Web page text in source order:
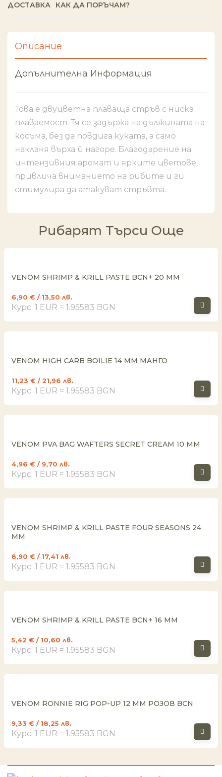
ДОСТАВКА КАК ДА ПОРЪЧАМ?
Описание
Допълнителна Информация
Това е двуцветна плаваща стръв с ниска
плаваемост. Тя се задържа на дължината на
косъма, без да повдига куката, а само
накланя върха й нагоре. Благодарение на
интензивния аромат и ярките цветове,
привлича вниманието на рибите и ги
стимулира да атакуват стръвта.
Рибарят Търси Още
VENOM SHRIMP & KRILL PASTE BCN+ 20 MM
6,90 € / 13,50 лв.
Курс: 1 EUR = 1.95583 BGN
VENOM HIGH CARB BOILIE 14 MM МАНГО
11,23 € / 21,96 лв.
Курс: 1 EUR = 1.95583 BGN
VENOM PVA BAG WAFTERS SECRET CREAM 10 MM
4,96 € / 9,70 лв.
Курс: 1 EUR = 1.95583 BGN
VENOM SHRIMP & KRILL PASTE FOUR SEASONS 24
MM
8,90 € / 17,41 лв.
Курс: 1 EUR = 1.95583 BGN
VENOM SHRIMP & KRILL PASTE BCN+ 16 MM
5,42 € / 10,60 лв.
Курс: 1 EUR = 1.95583 BGN
VENOM RONNIE RIG POP-UP 12 MM РОЗОВ BCN
9,33 € / 18,25 лв.
Курс: 1 EUR = 1.95583 BGN